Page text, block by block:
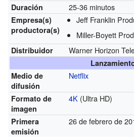
Duración 25-36 minutos
Empresa(s)
productora(s)
Jeff Franklin
Miller-Boyett
Distribuidor Warner Horizon
Medio de
difusión
Netflix
Formato de
imagen
4K (Ultra HD)
Primera
emisión
26 de febrero de